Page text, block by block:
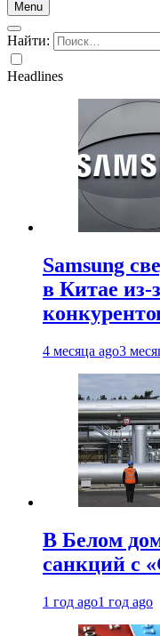
Menu
Найти:
Headlines
Samsung
в Китае из-
4 месяца ago3
В Белом
санкций с
1 год ago1 год ago